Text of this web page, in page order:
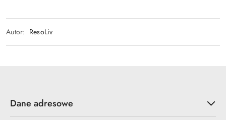
Autor: ResoLiv
Dane adresowe